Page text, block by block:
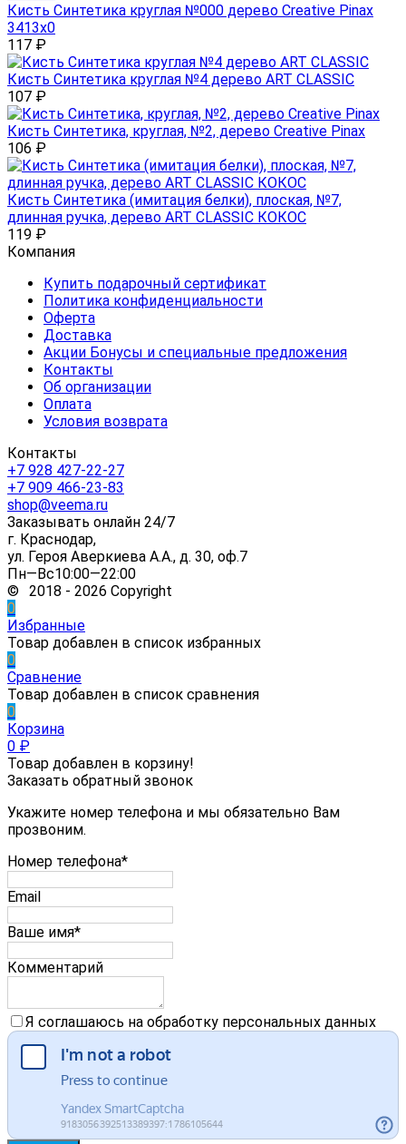
Кисть Синтетика круглая №000 дерево Creative Pinax
3413x0
117 ₽
Кисть Синтетика круглая №4 дерево ART CLASSIC
107 ₽
Кисть Синтетика, круглая, №2, дерево Creative Pinax
106 ₽
Кисть Синтетика (имитация белки), плоская, №7,
длинная ручка, дерево ART CLASSIC КОКОС
119 ₽
Компания
Купить подарочный сертификат
Политика конфиденциальности
Оферта
Доставка
Акции Бонусы и специальные предложения
Контакты
Об организации
Оплата
Условия возврата
Контакты
+7 928 427-22-27
+7 909 466-23-83
shop@veema.ru
Заказывать онлайн 24/7
г. Краснодар,
ул. Героя Аверкиева А.А., д. 30, оф.7
Пн—Вс10:00—22:00
© 2018 - 2026 Copyright
0
Избранные
Товар добавлен в список избранных
0
Сравнение
Товар добавлен в список сравнения
0
Корзина
0 ₽
Товар добавлен в корзину!
Заказать обратный звонок
Укажите номер телефона и мы обязательно Вам
прозвоним.
Номер телефона*
Email
Ваше имя*
Комментарий
Я соглашаюсь на обработку персональных данных